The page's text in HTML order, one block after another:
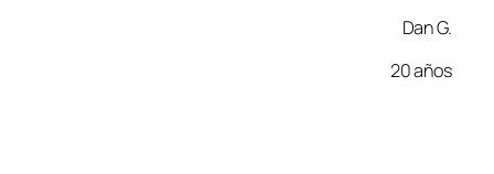
Dan G.
20 años